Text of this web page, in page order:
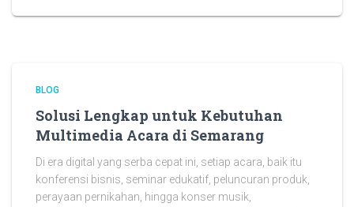
BLOG
Solusi Lengkap untuk Kebutuhan
Multimedia Acara di Semarang
Di era digital yang serba cepat ini, setiap acara, baik itu
konferensi bisnis, seminar edukatif, peluncuran produk,
perayaan pernikahan, hingga konser musik,